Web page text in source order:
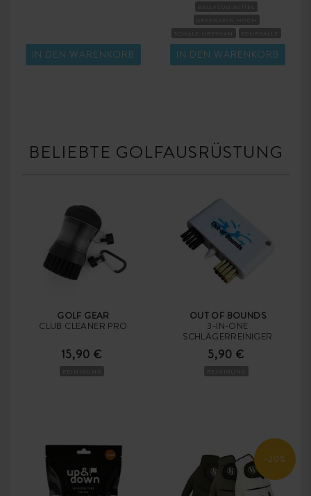
IN DEN WARENKORB IN DEN WARENKORB
BELIEBTE GOLFAUSRÜSTUNG
GOLF GEAR
CLUB CLEANER PRO
15,90 €
OUT OF BOUNDS
3-IN-ONE
SCHLÄGERREINIGER
5,90 €
-20%